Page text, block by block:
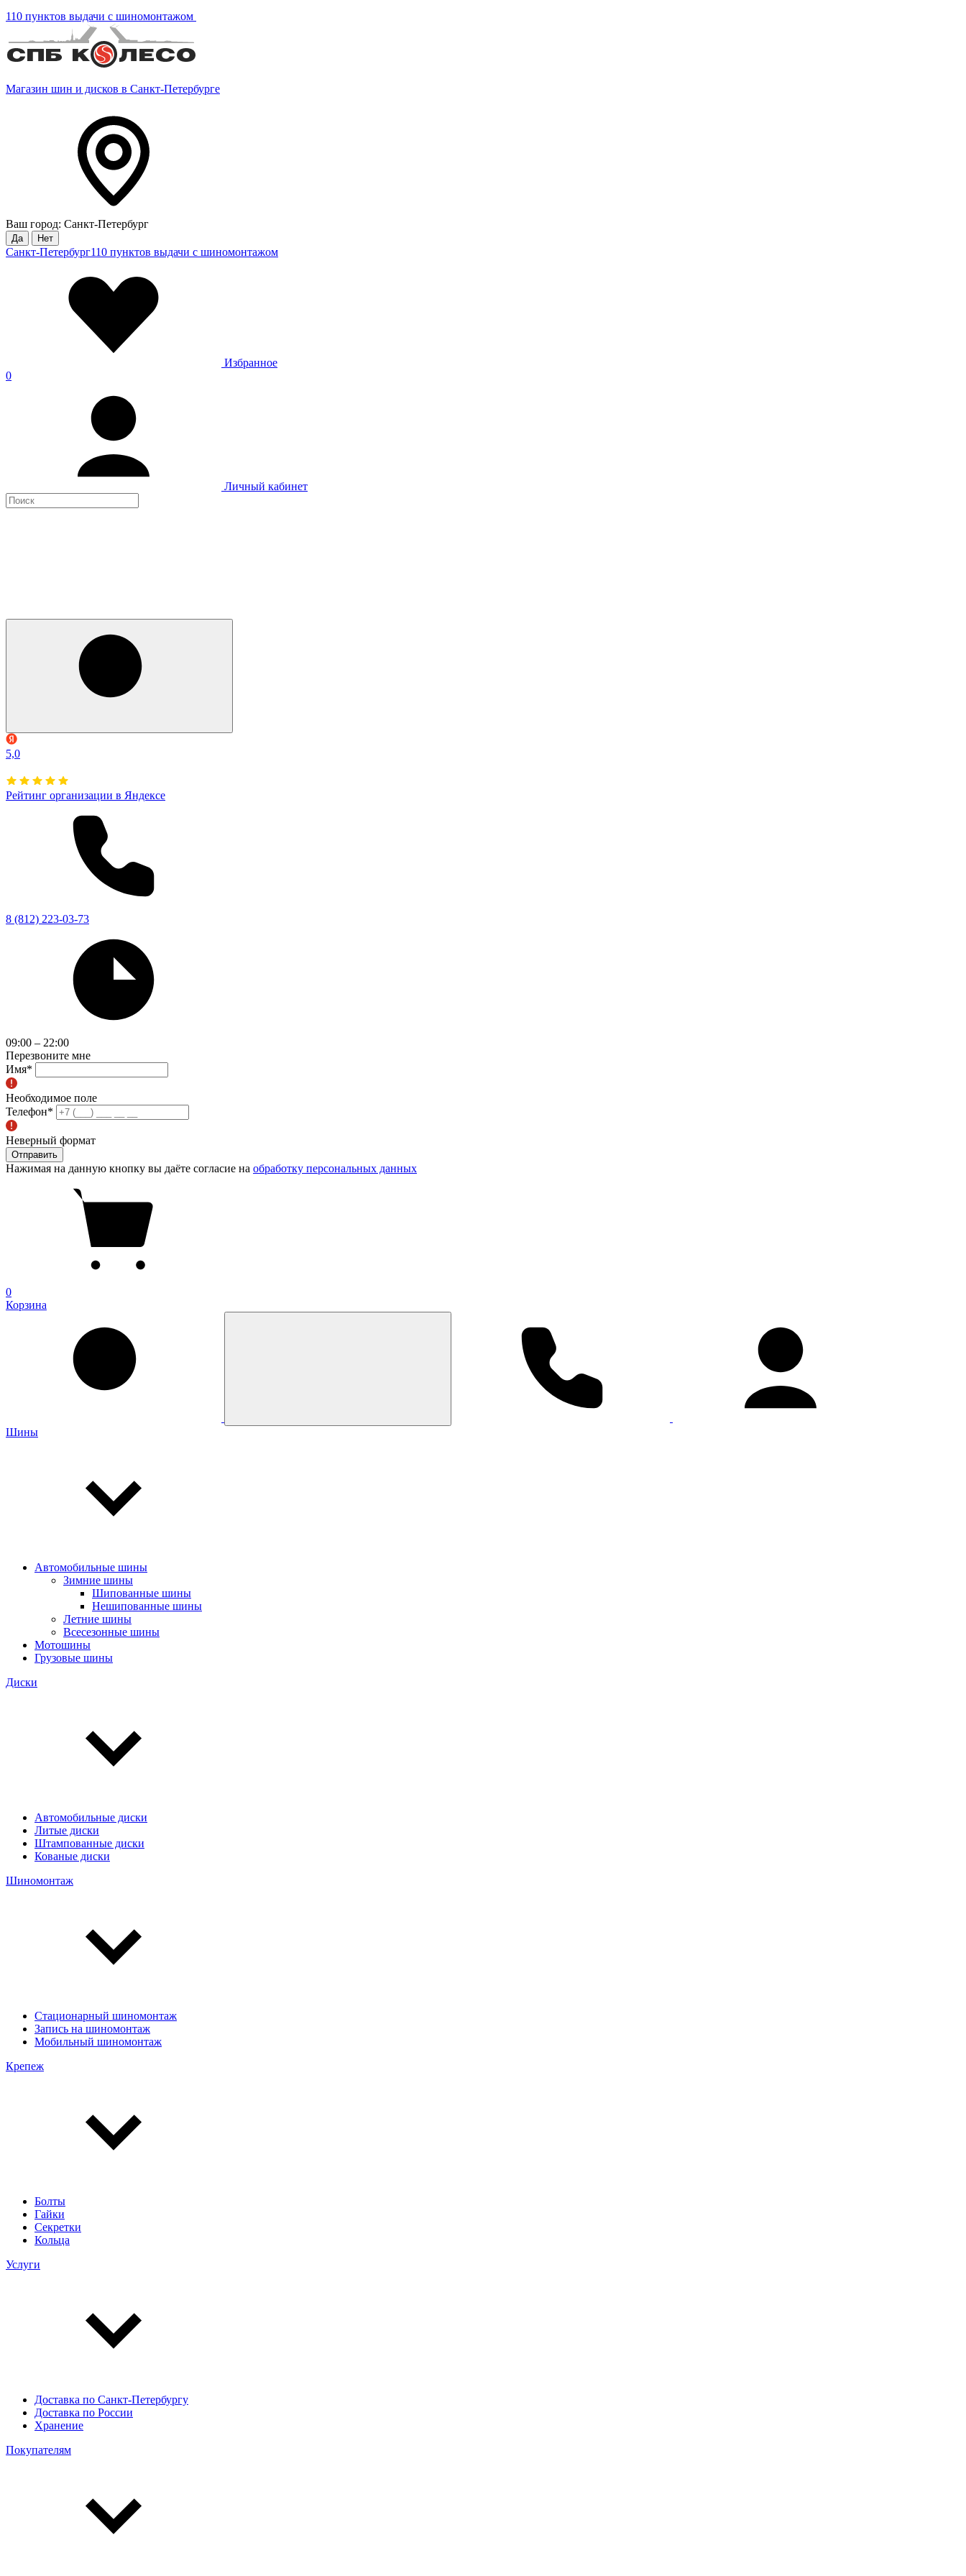
110 пунктов выдачи с шиномонтажом
Магазин шин и дисков в Санкт-Петербурге
Ваш город: Санкт-Петербург
Да Нет
Санкт-Петербург110 пунктов выдачи с шиномонтажом
Избранное
0
Личный кабинет
5,0
Рейтинг организации в Яндексе
8 (812) 223-03-73
09:00 – 22:00
Перезвоните мне
Имя*
Необходимое поле
Телефон*
Неверный формат
Отправить
Нажимая на данную кнопку вы даёте согласие на обработку персональных данных
0
Корзина
Шины
Автомобильные шины
Зимние шины
Шипованные шины
Нешипованные шины
Летние шины
Всесезонные шины
Мотошины
Грузовые шины
Диски
Автомобильные диски
Литые диски
Штампованные диски
Кованые диски
Шиномонтаж
Стационарный шиномонтаж
Запись на шиномонтаж
Мобильный шиномонтаж
Крепеж
Болты
Гайки
Секретки
Кольца
Услуги
Доставка по Санкт-Петербургу
Доставка по России
Хранение
Покупателям